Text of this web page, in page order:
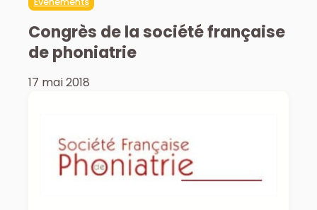
Congrès de la société française
de phoniatrie
17 mai 2018